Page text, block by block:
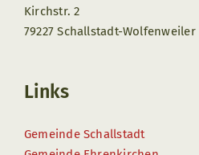
Kirchstr. 2
79227 Schallstadt-Wolfenweiler
Links
Gemeinde Schallstadt